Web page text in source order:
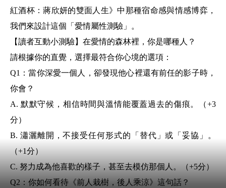
紅酒杯：蔣欣妍的雙面人生》中那種宿命感與情感博弈，
我們來設計這個「愛情屬性測驗」。
【讀者互動小測驗】在愛情的森林裡，你是哪種人？
請根據你的直覺，選擇最符合你心境的選項：
Q1：當你深愛一個人，卻發現他心裡還有前任的影子時，
你會？
A. 默默守候，相信時間與溫情能覆蓋過去的傷痕。（+3
分）
B. 瀟灑離開，不接受任何形式的「替代」或「妥協」。
（+1分）
C. 努力成為他喜歡的樣子，甚至去模仿那個人。（+5分）
Q2：你如何看待《前人栽樹，後人乘涼》這句話？